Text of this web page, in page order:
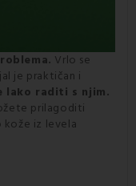
Vrlo se
je praktičan i
lako raditi s njim.
prilagoditi
kože iz levela